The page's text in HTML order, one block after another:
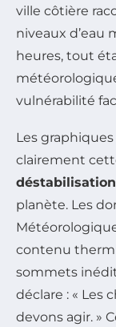
ville côtière
niveaux d’eau
heures, tout
vulnérabilité
Les
clairement
planète. Les
contenu
sommets
déclare : « Les
devons agir. »